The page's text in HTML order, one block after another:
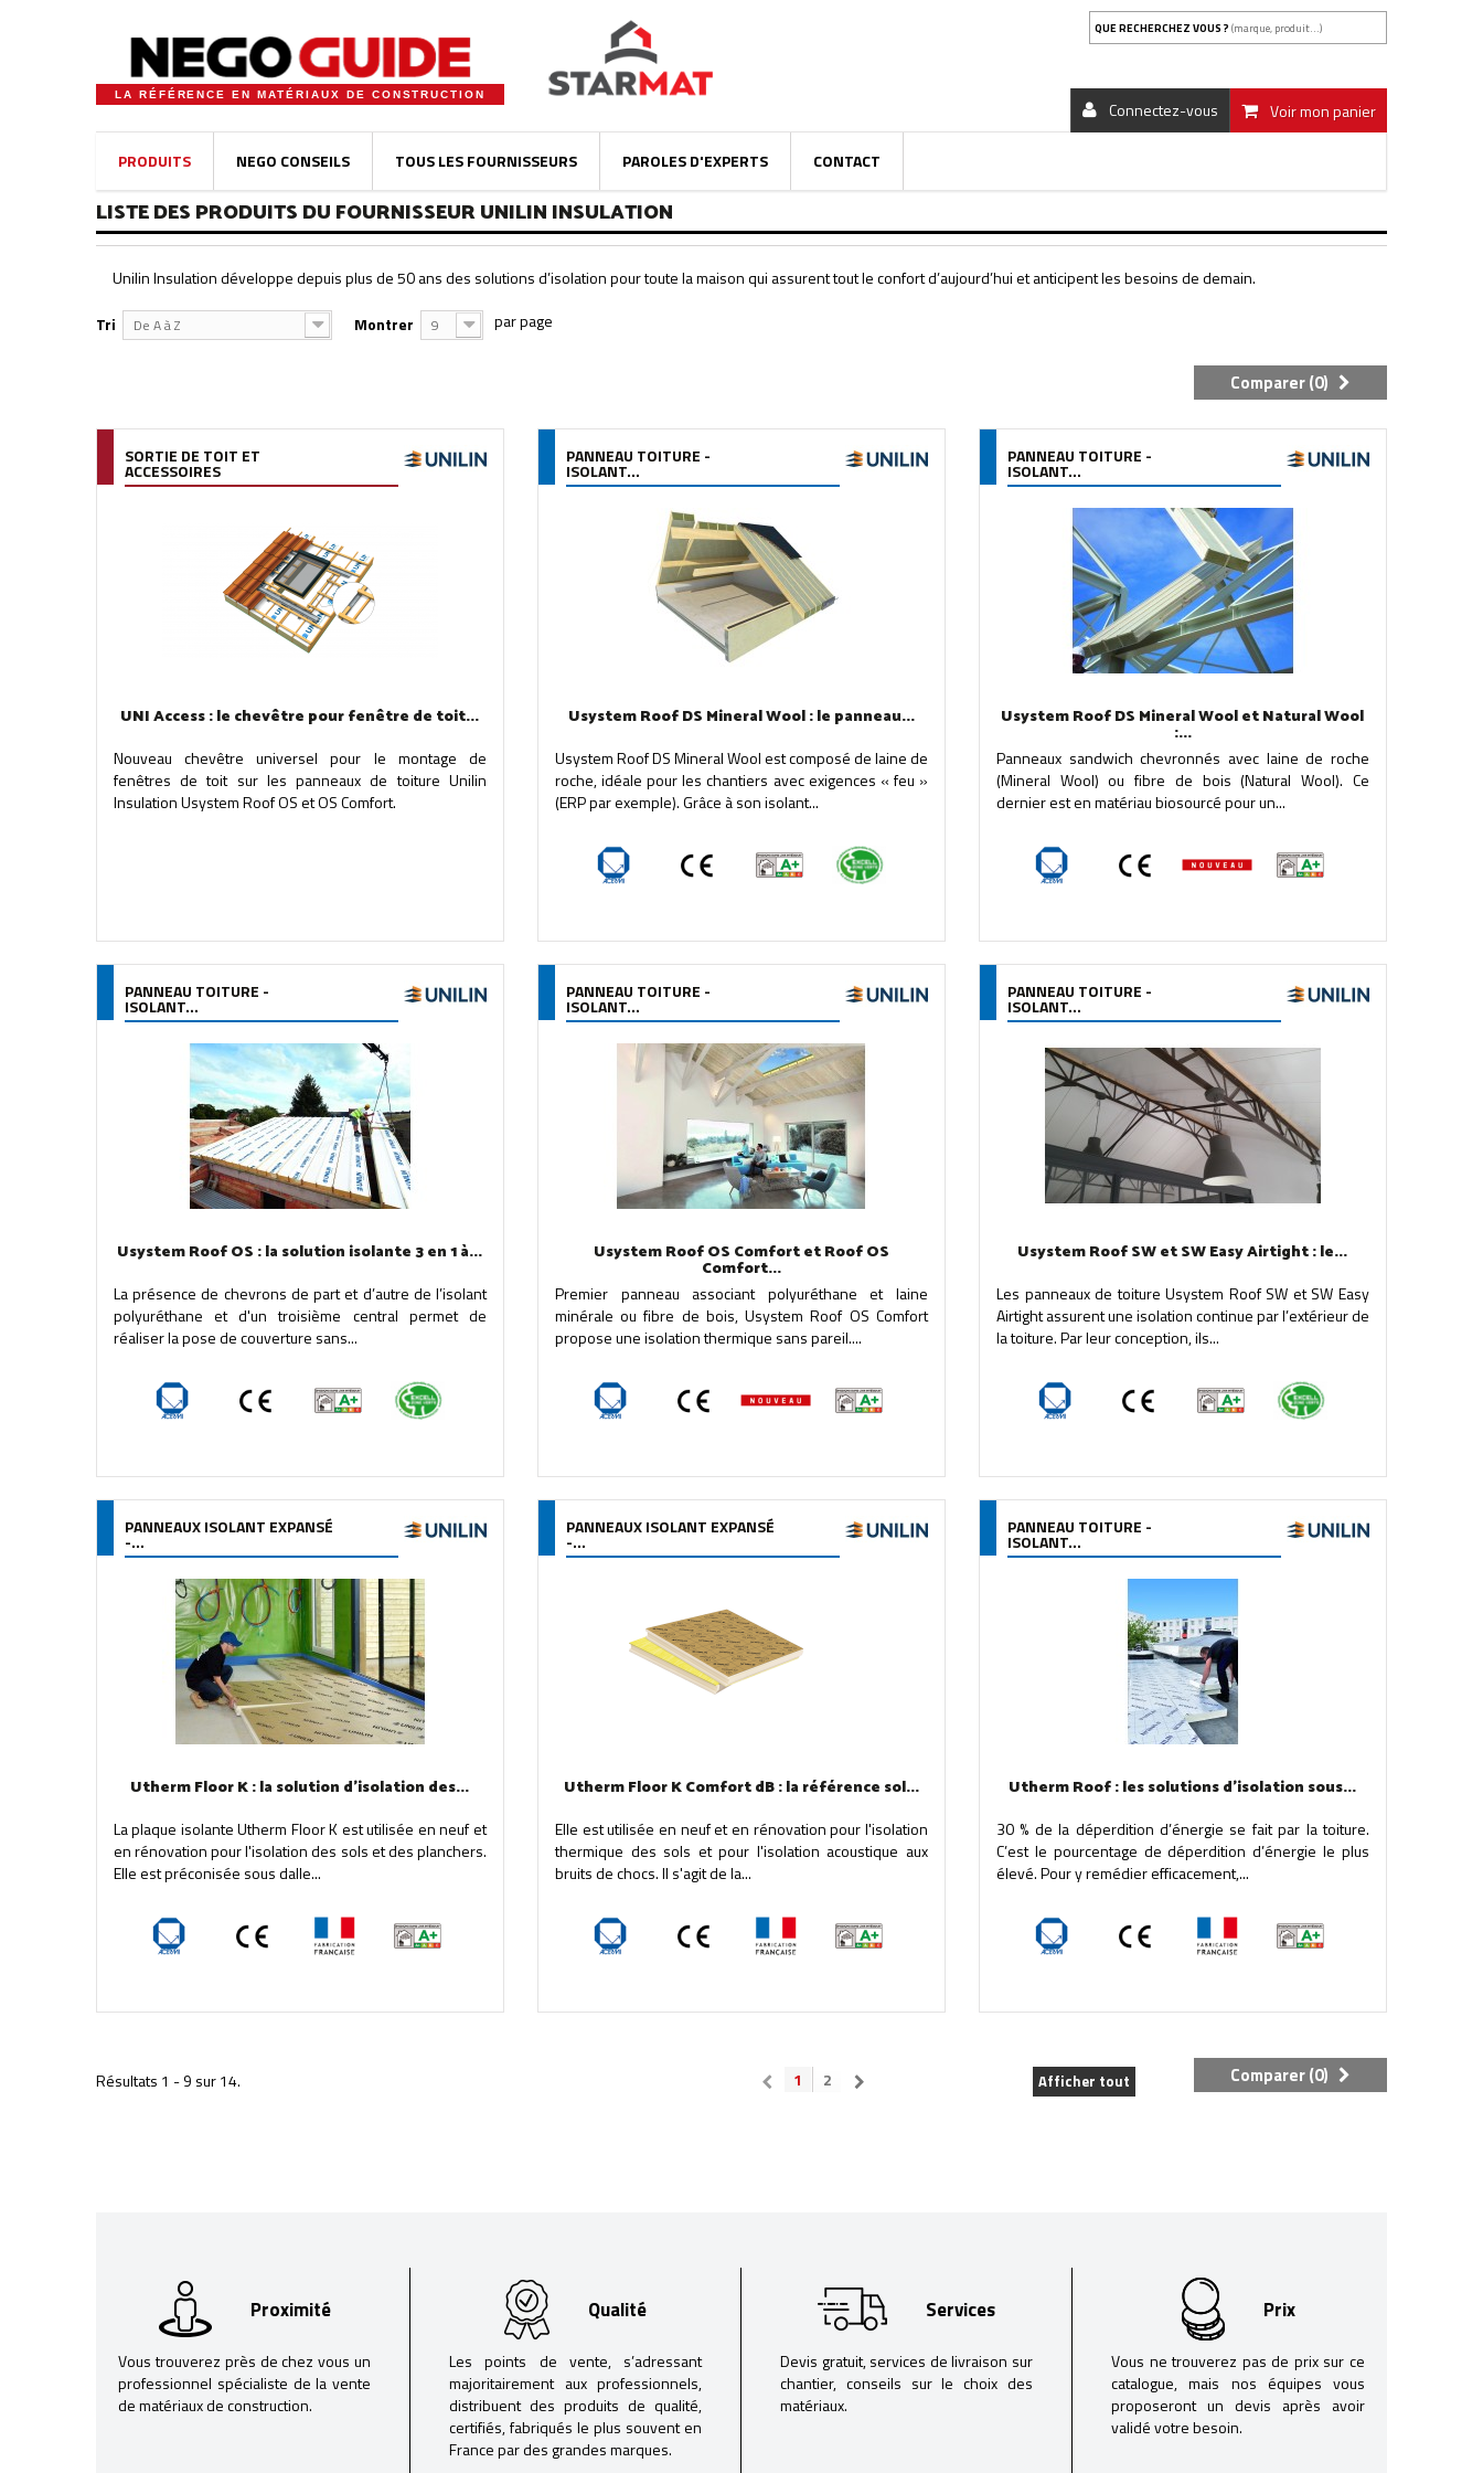
LA RÉFÉRENCE EN MATÉRIAUX DE CONSTRUCTION
QUE RECHERCHEZ VOUS ? (marque, produit...)
Voir mon panier
Connectez-vous
PRODUITS NEGO CONSEILS TOUS LES FOURNISSEURS PAROLES D'EXPERTS CONTACT
LISTE DES PRODUITS DU FOURNISSEUR UNILIN INSULATION
Unilin Insulation développe depuis plus de 50 ans des solutions d’isolation pour toute la maison qui assurent tout le confort d’aujourd’hui et anticipent les besoins de demain.
Tri
De A à Z Montrer 9
Comparer (0)
SORTIE DE TOIT ET
ACCESSOIRES
UNI Access : le chevêtre pour fenêtre de toit...
Nouveau chevêtre universel pour le montage de
fenêtres de toit sur les panneaux de toiture Unilin
Insulation Usystem Roof OS et OS Comfort.
PANNEAU TOITURE -
ISOLANT...
Usystem Roof DS Mineral Wool : le panneau...
Usystem Roof DS Mineral Wool est composé de laine de
roche, idéale pour les chantiers avec exigences « feu »
(ERP par exemple). Grâce à son isolant...
PANNEAU TOITURE -
ISOLANT...
Usystem Roof DS Mineral Wool et Natural Wool
:...
Panneaux sandwich chevronnés avec laine de roche
(Mineral Wool) ou fibre de bois (Natural Wool). Ce
dernier est en matériau biosourcé pour un...
PANNEAU TOITURE -
ISOLANT...
Usystem Roof OS : la solution isolante 3 en 1 à...
La présence de chevrons de part et d’autre de l’isolant
polyuréthane et d'un troisième central permet de
réaliser la pose de couverture sans...
PANNEAU TOITURE -
ISOLANT...
Usystem Roof OS Comfort et Roof OS
Comfort...
Premier panneau associant polyuréthane et laine
minérale ou fibre de bois, Usystem Roof OS Comfort
propose une isolation thermique sans pareil....
PANNEAU TOITURE -
ISOLANT...
Usystem Roof SW et SW Easy Airtight : le...
Les panneaux de toiture Usystem Roof SW et SW Easy
Airtight assurent une isolation continue par l’extérieur de
la toiture. Par leur conception, ils...
PANNEAUX ISOLANT EXPANSÉ
-...
Utherm Floor K : la solution d'isolation des...
La plaque isolante Utherm Floor K est utilisée en neuf et
en rénovation pour l'isolation des sols et des planchers.
Elle est préconisée sous dalle...
PANNEAUX ISOLANT EXPANSÉ
-...
Utherm Floor K Comfort dB : la référence sol...
Elle est utilisée en neuf et en rénovation pour l'isolation
thermique des sols et pour l'isolation acoustique aux
bruits de chocs. Il s'agit de la...
PANNEAU TOITURE -
ISOLANT...
Utherm Roof : les solutions d'isolation sous...
30 % de la déperdition d’énergie se fait par la toiture.
C’est le pourcentage de déperdition d’énergie le plus
élevé. Pour y remédier efficacement,...
Comparer (0)
Afficher tout
1 2
Résultats 1 - 9 sur 14.
Proximité
Vous trouverez près de chez vous un
professionnel spécialiste de la vente
de matériaux de construction.
Qualité
Les points de vente, s’adressant
majoritairement aux professionnels,
distribuent des produits de qualité,
certifiés, fabriqués le plus souvent en
France par des grandes marques.
Services
Devis gratuit, services de livraison sur
chantier, conseils sur le choix des
matériaux.
Prix
Vous ne trouverez pas de prix sur ce
catalogue, mais nos équipes vous
proposeront un devis après avoir
validé votre besoin.